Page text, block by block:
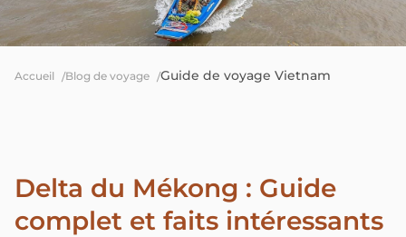
Accueil Blog de voyage Guide de voyage Vietnam
Delta du Mékong : Guide
complet et faits intéressants